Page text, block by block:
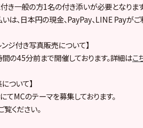
一般の方1名の付き添いが必要となります
は、日本円の現金、PayPay、LINE Payがご
ンジ付き写真販売について】
の45分前まで開催しております。詳細はこ
ついて】
MCのテーマを募集しております。
覧ください。